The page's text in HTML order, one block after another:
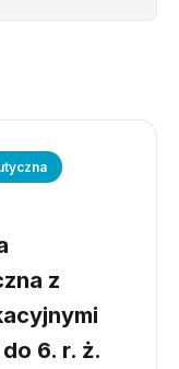
z
6. r. ż.